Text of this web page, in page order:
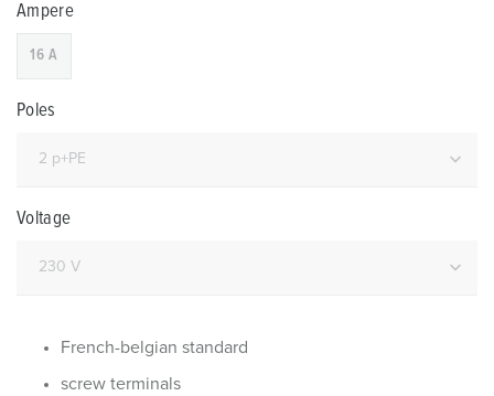
Ampere
16 A
Poles
Voltage
French-belgian standard
screw terminals